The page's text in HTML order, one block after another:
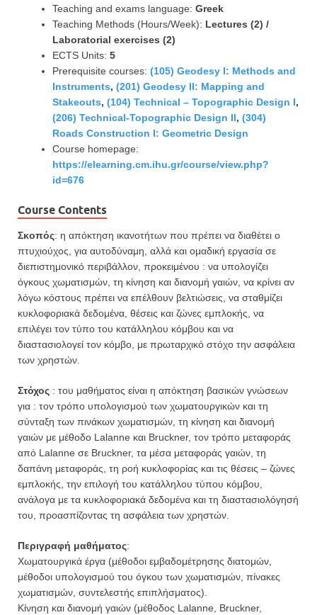
Teaching and exams language: Greek
Teaching Methods (Hours/Week): Lectures (2) /
Laboratorial exercises (2)
ECTS Units: 5
Prerequisite courses: (105) Geodesy I: Methods and
Instruments, (201) Geodesy II: Mapping and
Stakeouts, (104) Technical – Topographic Design I,
(206) Technical-Topographic Design II, (304)
Roads Construction I: Geometric Design
Course homepage:
https://elearning.cm.ihu.gr/course/view.php?
id=676
Course Contents
Σκοπός: η απόκτηση ικανοτήτων που πρέπει να διαθέτει ο
πτυχιούχος, για αυτοδύναμη, αλλά και ομαδική εργασία σε
διεπιστημονικό περιβάλλον, προκειμένου : να υπολογίζει
όγκους χωματισμών, τη κίνηση και διανομή γαιών, να κρίνει αν
λόγω κόστους πρέπει να επέλθουν βελτιώσεις, να σταθμίζει
κυκλοφοριακά δεδομένα, θέσεις και ζώνες εμπλοκής, να
επιλέγει τον τύπο του κατάλληλου κόμβου και να
διαστασιολογεί τον κόμβο, με πρωταρχικό στόχο την ασφάλεια
των χρηστών.
Στόχος : του μαθήματος είναι η απόκτηση βασικών γνώσεων
για : τον τρόπο υπολογισμού των χωματουργικών και τη
σύνταξη των πινάκων χωματισμών, τη κίνηση και διανομή
γαιών με μέθοδο Lalanne και Bruckner, τον τρόπο μεταφοράς
από Lalanne σε Bruckner, τα μέσα μεταφοράς γαιών, τη
δαπάνη μεταφοράς, τη ροή κυκλοφορίας και τις θέσεις – ζώνες
εμπλοκής, την επιλογή του κατάλληλου τύπου κόμβου,
ανάλογα με τα κυκλοφοριακά δεδομένα και τη διαστασιολόγησή
του, προασπίζοντας τη ασφάλεια των χρηστών.
Περιγραφή μαθήματος:
Χωματουργικά έργα (μέθοδοι εμβαδομέτρησης διατομών,
μέθοδοι υπολογισμού του όγκου των χωματισμών, πίνακες
χωματισμών, συντελεστής επιπλήσματος).
Κίνηση και διανομή γαιών (μέθοδος Lalanne, Bruckner,